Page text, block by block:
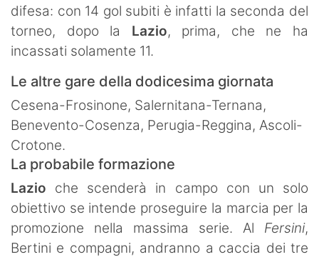
difesa: con 14 gol subiti è infatti la seconda del
torneo, dopo la Lazio, prima, che ne ha
incassati solamente 11.
Le altre gare della dodicesima giornata
Cesena-Frosinone, Salernitana-Ternana,
Benevento-Cosenza, Perugia-Reggina, Ascoli-
Crotone.
La probabile formazione
Lazio che scenderà in campo con un solo
obiettivo se intende proseguire la marcia per la
promozione nella massima serie. Al Fersini,
Bertini e compagni, andranno a caccia dei tre